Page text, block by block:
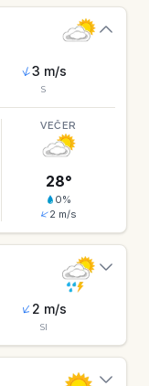
3 m/s
S
VEČER
28°
0%
2 m/s
2 m/s
SI